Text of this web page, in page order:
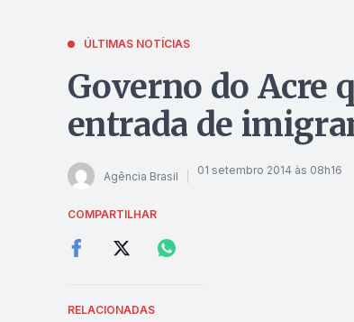
ÚLTIMAS NOTÍCIAS
Governo do Acre
entrada de
Agência Brasil 01 setembro 2014 às 08h16
COMPARTILHAR
RELACIONADAS